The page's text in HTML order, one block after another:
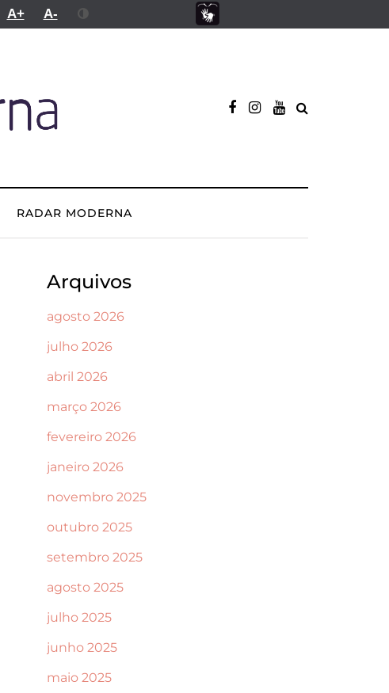
A+ A-
RADAR MODERNA
Arquivos
agosto 2026
julho 2026
abril 2026
março 2026
fevereiro 2026
janeiro 2026
novembro 2025
outubro 2025
setembro 2025
agosto 2025
julho 2025
junho 2025
maio 2025